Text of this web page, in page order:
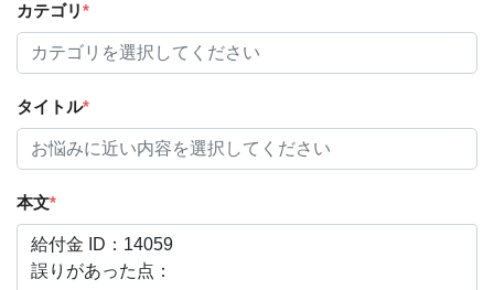
カテゴリ*
タイトル*
本文*